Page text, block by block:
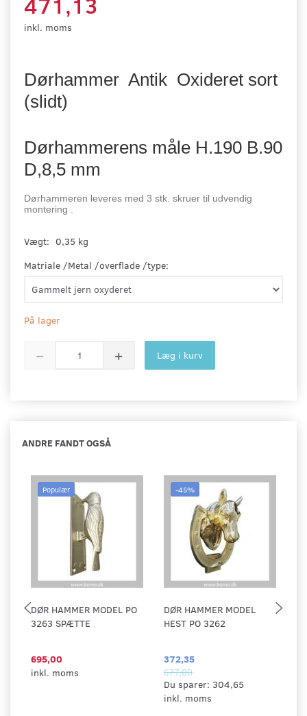
inkl. moms
Dørhammer Antik Oxideret sort
(slidt)
Dørhammerens måle H.190 B.90
D,8,5 mm
Dørhammeren leveres med 3 stk. skruer til udvendig
montering .
Vægt: 0,35 kg
Matriale /Metal /overflade /type:
På lager
Læg i kurv
ANDRE FANDT OGSÅ
Populær
DØR HAMMER MODEL PO
3263 SPÆTTE
695,00
inkl. moms
-45%
DØR HAMMER MODEL
HEST PO 3262
372,35
677,00
Du sparer: 304,65
inkl. moms